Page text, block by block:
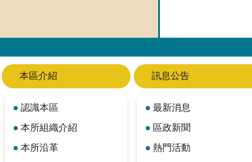
本區介紹
認識本區
本所組織介紹
本所沿革
訊息公告
最新消息
區政新聞
熱門活動